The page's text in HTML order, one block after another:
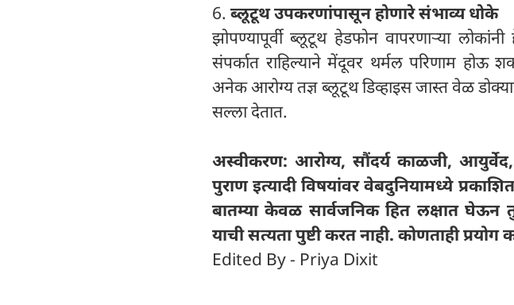
6. ब्लूटूथ उपकरणांपासून होणारे संभाव्य धोके
झोपण्यापूर्वी ब्लूटूथ हेडफोन वापरणाऱ्या
संपर्कात राहिल्याने मेंदूवर थर्मल परिणाम
अनेक आरोग्य तज्ञ ब्लूटूथ डिव्हाइस जास्त वेळ
सल्ला देतात.
अस्वीकरण: आरोग्य, सौंदर्य काळजी, आयुर्वेद,
पुराण इत्यादी विषयांवर वेबदुनियामध्ये
बातम्या केवळ सार्वजनिक हित लक्षात घेऊन
याची सत्यता पुष्टी करत नाही. कोणताही प्रयोग
Edited By - Priya Dixit